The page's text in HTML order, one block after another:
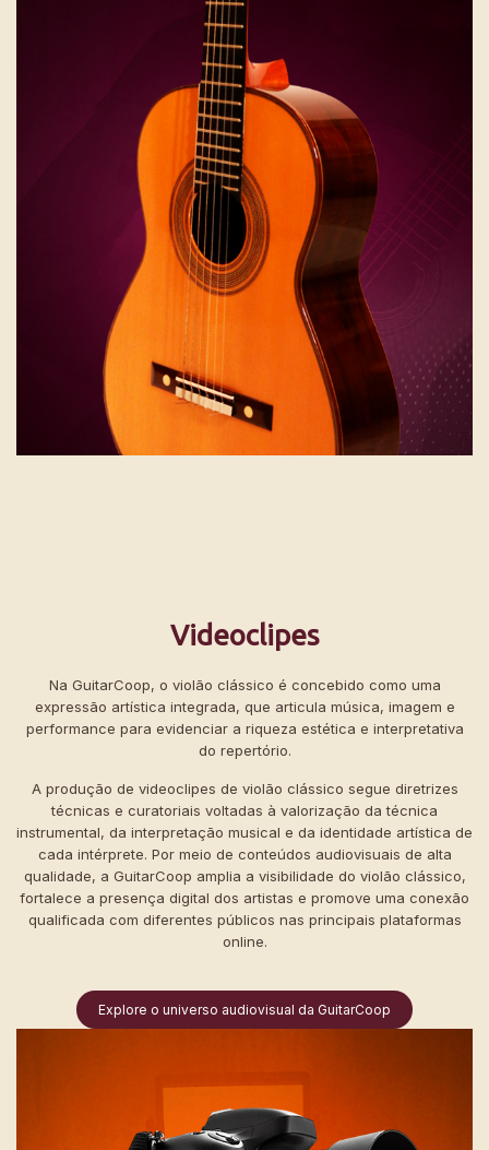
Videoclipes
Na GuitarCoop, o violão clássico é concebido como uma
expressão artística integrada, que articula música, imagem e
performance para evidenciar a riqueza estética e interpretativa
do repertório.
A produção de videoclipes de violão clássico segue diretrizes
técnicas e curatoriais voltadas à valorização da técnica
instrumental, da interpretação musical e da identidade artística de
cada intérprete. Por meio de conteúdos audiovisuais de alta
qualidade, a GuitarCoop amplia a visibilidade do violão clássico,
fortalece a presença digital dos artistas e promove uma conexão
qualificada com diferentes públicos nas principais plataformas
online.
Explore o universo audiovisual da GuitarCoop